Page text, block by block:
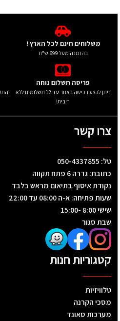
משלוחים חינם לכל הארץ !
בהזמנה מעל 699 ש"ח
פריסה תשלום נוחה
ניתן לבצע רכישה באתר עד 12 תשלומים ללא
ריבית!
צרו קשר
טל: 050-4337855
כתובת: גדרה 6 פתח תקווה
נקודת איסוף בתיאום מראש בלבד
שעות פתיחה: א-ה 08:00 עד 22:00
שישי 8:00 -15:00
שבת סגור
קטגוריות חנות
טלוויזיות
מסכי הקרנה
מערכות סאונד